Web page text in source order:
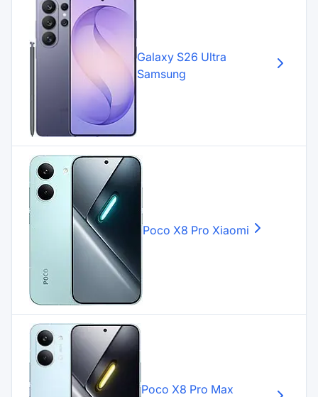
Galaxy S26 Ultra
Samsung
Poco X8 Pro Xiaomi
Poco X8 Pro Max